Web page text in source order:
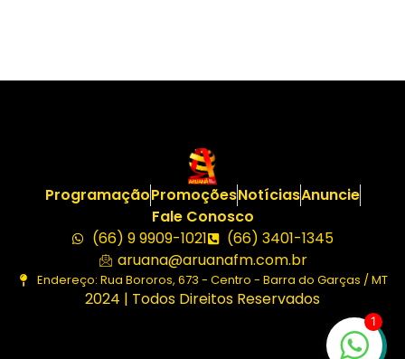
ProgramaçãoPromoçõesNotíciasAnuncie
Fale Conosco
(66) 9 9909-1021
(66) 3401-1345
aruana@aruanafm.com.br
Endereço: Rua Bororos, 673 - Centro - Barra do Garças / MT
2024 | Todos Direitos Reservados
1